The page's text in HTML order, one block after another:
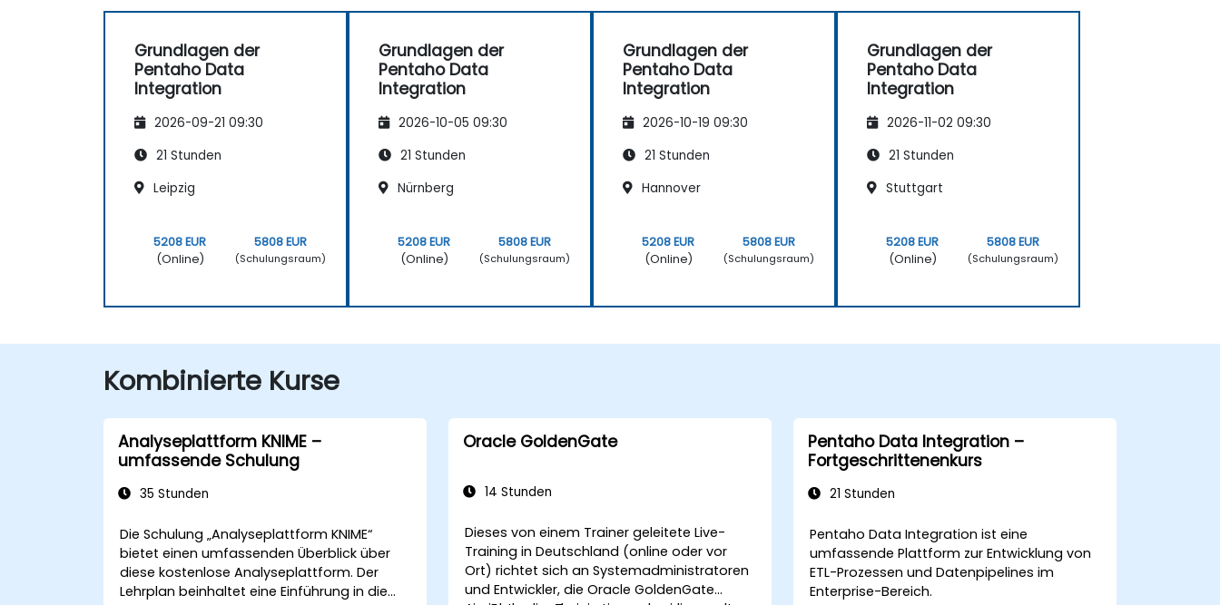
Grundlagen der
Pentaho Data
Integration
2026-09-21 09:30
21 Stunden
Leipzig
5208 EUR
(Online)
5808 EUR
(Schulungsraum)
Grundlagen der
Pentaho Data
Integration
2026-10-05 09:30
21 Stunden
Nürnberg
5208 EUR
(Online)
5808 EUR
(Schulungsraum)
Grundlagen der
Pentaho Data
Integration
2026-10-19 09:30
21 Stunden
Hannover
5208 EUR
(Online)
5808 EUR
(Schulungsraum)
Grundlagen der
Pentaho Data
Integration
2026-11-02 09:30
21 Stunden
Stuttgart
5208 EUR
(Online)
5808 EUR
(Schulungsraum)
Kombinierte Kurse
Analyseplattform KNIME –
umfassende Schulung
35 Stunden
Die Schulung „Analyseplattform KNIME“
bietet einen umfassenden Überblick über
diese kostenlose Analyseplattform. Der
Lehrplan beinhaltet eine Einführung in die
Oracle GoldenGate
14 Stunden
Dieses von einem Trainer geleitete Live-
Training in Deutschland (online oder vor
Ort) richtet sich an Systemadministratoren
und Entwickler, die Oracle GoldenGate
Pentaho Data Integration –
Fortgeschrittenenkurs
21 Stunden
Pentaho Data Integration ist eine
umfassende Plattform zur Entwicklung von
ETL-Prozessen und Datenpipelines im
Enterprise-Bereich.